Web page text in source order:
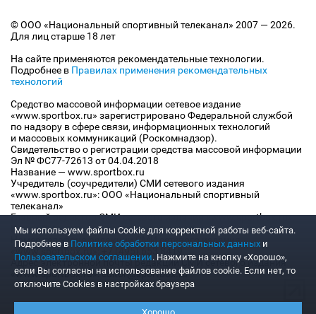
© ООО «Национальный спортивный телеканал» 2007 — 2026.
Для лиц старше 18 лет
На сайте применяются рекомендательные технологии.
Подробнее в Правилах применения рекомендательных
технологий
Средство массовой информации сетевое издание
«www.sportbox.ru» зарегистрировано Федеральной службой
по надзору в сфере связи, информационных технологий
и массовых коммуникаций (Роскомнадзор).
Свидетельство о регистрации средства массовой информации
Эл № ФС77-72613 от 04.04.2018
Название — www.sportbox.ru
Учредитель (соучредители) СМИ сетевого издания
«www.sportbox.ru»: ООО «Национальный спортивный
телеканал»
Главный редактор СМИ сетевого издания «www.sportbox.ru»:
Конов В.А.
Номер телефона редакции СМИ сетевого издания
«www.sportbox.ru»: +7 (495) 653 8419
Адрес электронной почты редакции СМИ сетевого издания
«www.sportbox.ru»: editor@sportbox.ru
Мы используем файлы Сookie для корректной работы веб-сайта.
Подробнее в Политике обработки персональных данных и
Пользовательском соглашении. Нажмите на кнопку «Хорошо»,
если Вы согласны на использование файлов cookie. Если нет, то
отключите Cookies в настройках браузера